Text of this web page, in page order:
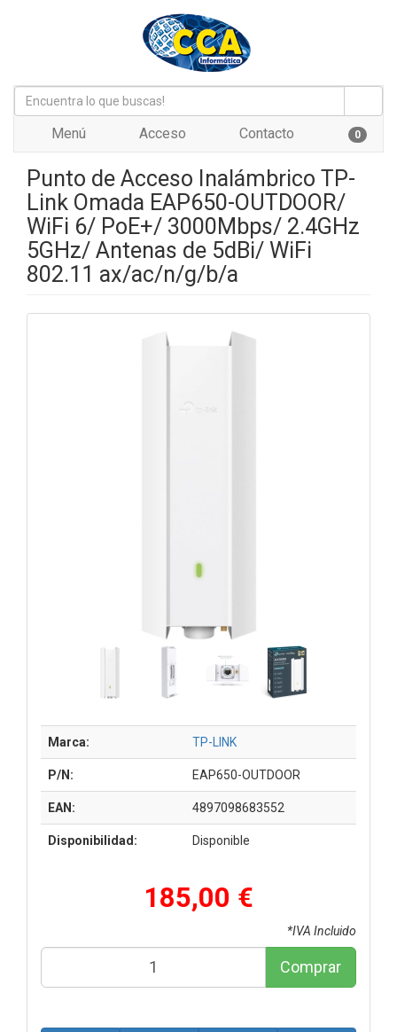
Menú Acceso Contacto 0
Punto de Acceso Inalámbrico TP-
Link Omada EAP650-OUTDOOR/
WiFi 6/ PoE+/ 3000Mbps/ 2.4GHz
5GHz/ Antenas de 5dBi/ WiFi
802.11 ax/ac/n/g/b/a
Marca: TP-LINK
P/N: EAP650-OUTDOOR
EAN: 4897098683552
Disponibilidad: Disponible
185,00 €
*IVA Incluido
Comprar